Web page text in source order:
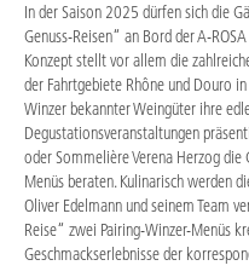
In der Saison 2025 dürfen sich die
Genuss-Reisen“ an Bord der A-
Konzept stellt vor allem die
der Fahrtgebiete Rhône und Douro
Winzer bekannter Weingüter ihre
Degustationsveranstaltungen
oder Sommelière Verena Herzog
Menüs beraten. Kulinarisch werden
Oliver Edelmann und seinem Team
Reise“ zwei Pairing-Winzer-Menüs
Geschmackserlebnisse der